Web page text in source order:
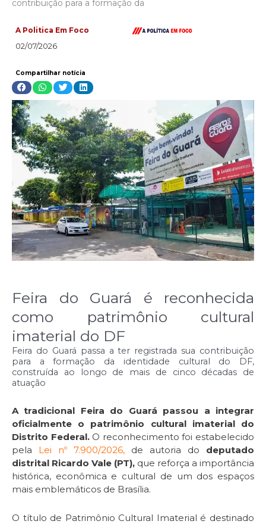
contribuição para a formação da
A Politica Em Foco
02/07/2026
Compartilhar notícia
Feira do Guará é reconhecida
como patrimônio cultural
imaterial do DF
Feira do Guará passa a ter registrada sua contribuição
para a formação da identidade cultural do DF,
construída ao longo de mais de cinco décadas de
atuação
A tradicional Feira do Guará passou a integrar
oficialmente o patrimônio cultural imaterial do
Distrito Federal.O reconhecimento foi estabelecido
pela Lei nº 7.900/2026, de autoria do deputado
distrital Ricardo Vale (PT), que reforça a importância
histórica, econômica e cultural de um dos espaços
mais emblemáticos de Brasília.
O título de Patrimônio Cultural Imaterial é destinado